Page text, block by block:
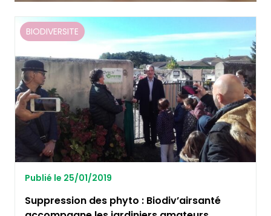
BIODIVERSITE
Publié le 25/01/2019
Suppression des phyto : Biodiv’airsanté